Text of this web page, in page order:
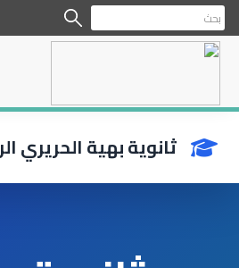
ثانوية بهية الحريري